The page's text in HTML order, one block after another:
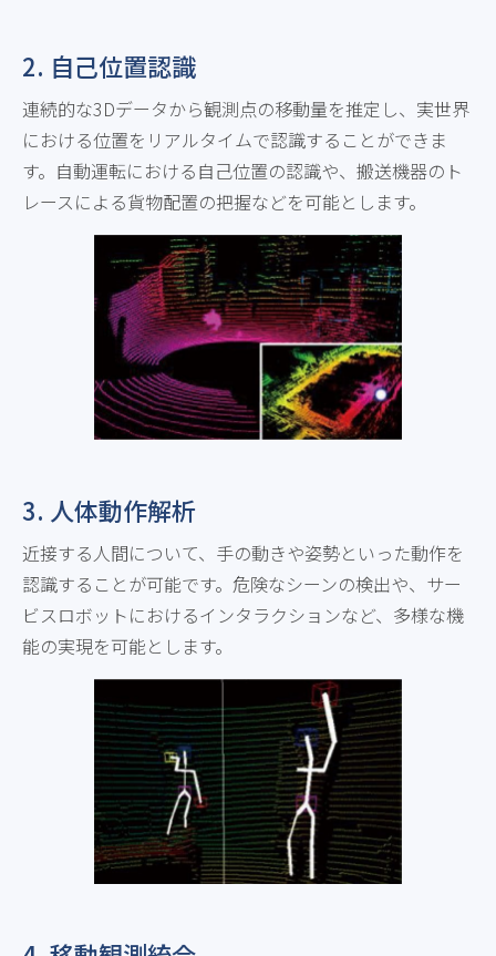
2. 自己位置認識
連続的な3Dデータから観測点の移動量を推定し、実世界
における位置をリアルタイムで認識することができま
す。自動運転における自己位置の認識や、搬送機器のト
レースによる貨物配置の把握などを可能とします。
3. 人体動作解析
近接する人間について、手の動きや姿勢といった動作を
認識することが可能です。危険なシーンの検出や、サー
ビスロボットにおけるインタラクションなど、多様な機
能の実現を可能とします。